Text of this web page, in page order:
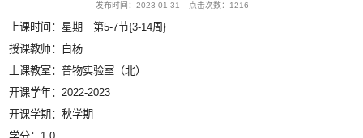
发布时间：2023-01-31 点击次数： 1216
上课时间：星期三第5-7节{3-14周}
授课教师：白杨
上课教室：普物实验室（北）
开课学年：2022-2023
开课学期：秋学期